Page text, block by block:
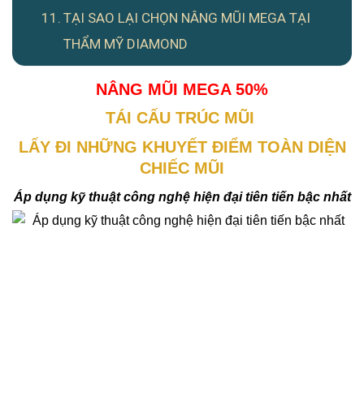
TẠI SAO LẠI CHỌN NÂNG MŨI MEGA TẠI
THẨM MỸ DIAMOND
NÂNG MŨI MEGA 50%
TÁI CẤU TRÚC MŨI
LẤY ĐI NHỮNG KHUYẾT ĐIỂM TOÀN DIỆN
CHIẾC MŨI
Áp dụng kỹ thuật công nghệ hiện đại tiên tiến bậc nhất